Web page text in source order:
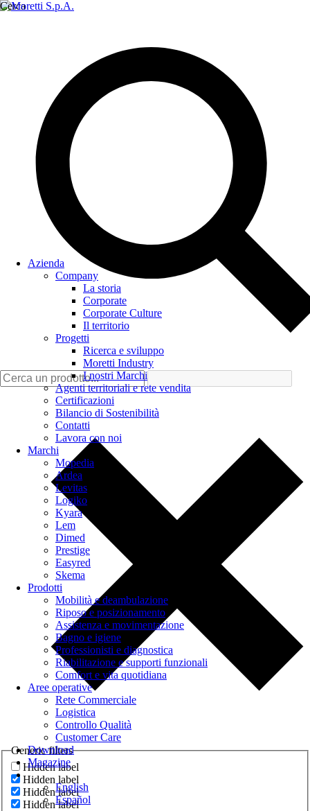
Cerca
Generic filters
Hidden label
Hidden label
Hidden label
Hidden label
Azienda
Company
La storia
Corporate
Corporate Culture
Il territorio
Progetti
Ricerca e sviluppo
Moretti Industry
I nostri Marchi
Agenti territoriali e rete vendita
Certificazioni
Bilancio di Sostenibilità
Contatti
Lavora con noi
Marchi
Mopedia
Ardea
Levitas
Logiko
Kyara
Lem
Dimed
Prestige
Easyred
Skema
Prodotti
Mobilità e deambulazione
Riposo e posizionamento
Assistenza e movimentazione
Bagno e igiene
Professionisti e diagnostica
Riabilitazione e supporti funzionali
Comfort e vita quotidiana
Aree operative
Rete Commerciale
Logistica
Controllo Qualità
Customer Care
Download
Magazine
English
Español